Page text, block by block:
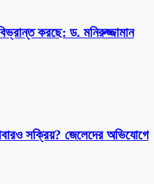
করছে: ড. মনিরুজ্জামান
সক্রিয়? জেলেদের অভিযোগে